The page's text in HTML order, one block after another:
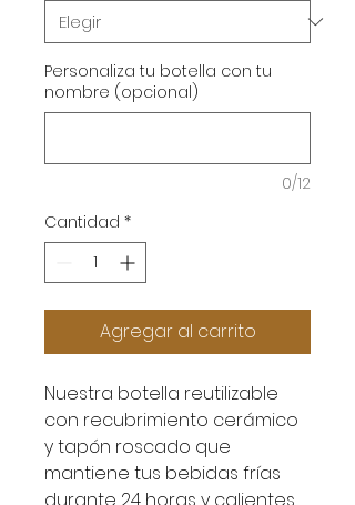
Personaliza tu botella con tu
nombre (opcional)
0/12
Cantidad *
Agregar al carrito
Nuestra botella reutilizable
con recubrimiento cerámico
y tapón roscado que
mantiene tus bebidas frías